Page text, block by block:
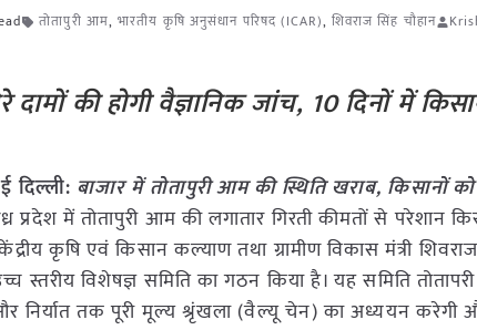
तोतापुरी आम,भारतीय कृषि अनुसंधान परिषद (ICAR), शिवराज सिंह चौहान
दामों की होगी वैज्ञानिक जांच, 10 दिनों में
दिल्ली: बाजार में तोतापुरीआम की स्थिति खराब, किसानों
प्रदेश में तोतापुरी आम की लगातार गिरती कीमतों से परेशान
कृषि एवं किसान कल्याण तथा ग्रामीण विकास मंत्री
स्तरीय विशेषज्ञ समिति का गठन किया है। यह समिति
निर्यात तक पूरी मूल्य श्रृंखला (वैल्यू चेन) का अध्ययन